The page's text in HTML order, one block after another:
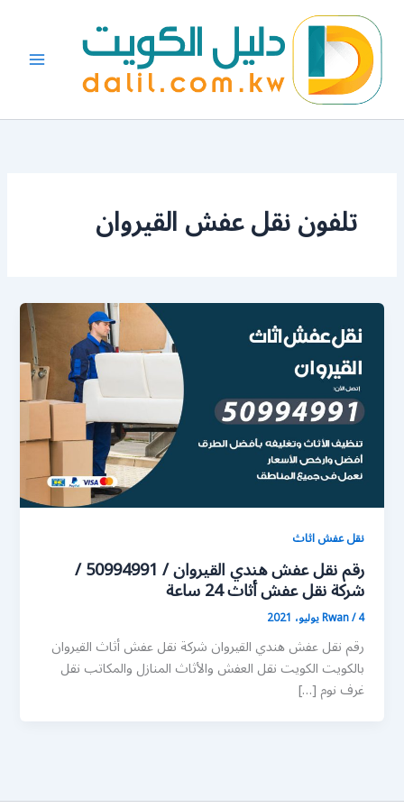
المحتوى
تلفون نقل عفش القيروان
نقل عفش اثاث
رقم نقل عفش هندي القيروان / 50994991 /
شركة نقل عفش أثاث 24 ساعة
Rwan/4 يوليو، 2021
رقم نقل عفش هندي القيروان شركة نقل عفش أثاث القيروان
بالكويت الكويت نقل العفش والأثاث المنازل والمكاتب نقل
غرف نوم […]